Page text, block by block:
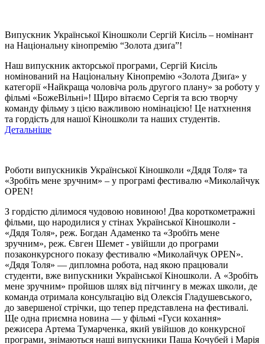
Випускник Української Кіношколи Сергій Кисіль – номінант
на Національну кінопремію “Золота дзиґа”!
Наш випускник акторської програми, Сергій Кисіль
номінований на Національну Кінопремію «Золота Дзиґа» у
категорії «Найкраща чоловіча роль другого плану» за роботу у
фільмі «БожеВільні»! Щиро вітаємо Сергія та всю творчу
команду фільму з цією важливою номінацією! Це натхнення
та гордість для нашої Кіношколи та наших студентів.
Детальніше
Роботи випускників Української Кіношколи «Дядя Толя» та
«Зробіть мене зручним» – у програмі фестивалю «Миколайчук
OPEN!
З гордістю ділимося чудовою новиною! Два короткометражні
фільми, що народилися у стінах Української Кіношколи -
«Дядя Толя», реж. Богдан Адаменко та «Зробіть мене
зручним», реж. Євген Шемет - увійшли до програми
позаконкурсного показу фестивалю «Миколайчук OPEN».
«Дядя Толя» — дипломна робота, над якою працювали
студенти, вже випускники Української Кіношколи. А «Зробіть
мене зручним» пройшов шлях від пітчингу в межах школи, де
команда отримала консультацію від Олексія Гладушевського,
до завершеної стрічки, що тепер представлена на фестивалі.
Ще одна приємна новина — у фільмі «Гуси кохання»
режисера Артема Тумарченка, який увійшов до конкурсної
програми, знімаються наші випускники Паша Кочубей і Марія